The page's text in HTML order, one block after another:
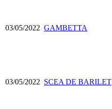
03/05/2022 GAMBETTA
03/05/2022 SCEA DE BARILET